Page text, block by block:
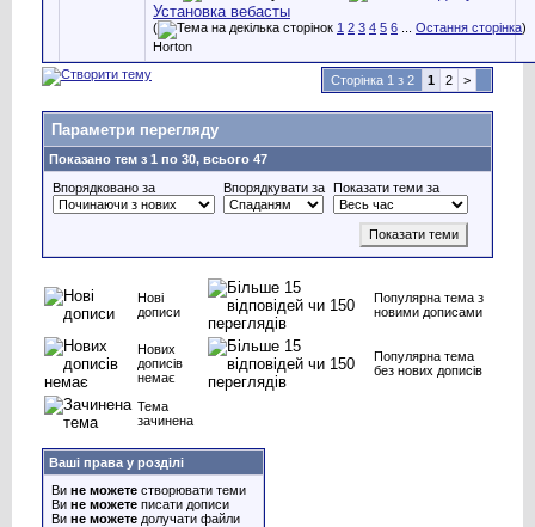
Установка вебасты
( 1 2 3 4 5 6 Остання сторінка)
Horton
Сторінка 1 з 2 1 2 >
Параметри перегляду
Показано тем з 1 по 30, всього 47
Впорядковано за
Впорядкувати за Показати теми за
Нові
дописи
Популярна тема з
новими дописами
Нових
дописів
немає
Популярна тема
без нових дописів
Тема
зачинена
Ваші права у розділі
Ви не можете створювати теми
Ви не можете писати дописи
Ви не можете долучати файли